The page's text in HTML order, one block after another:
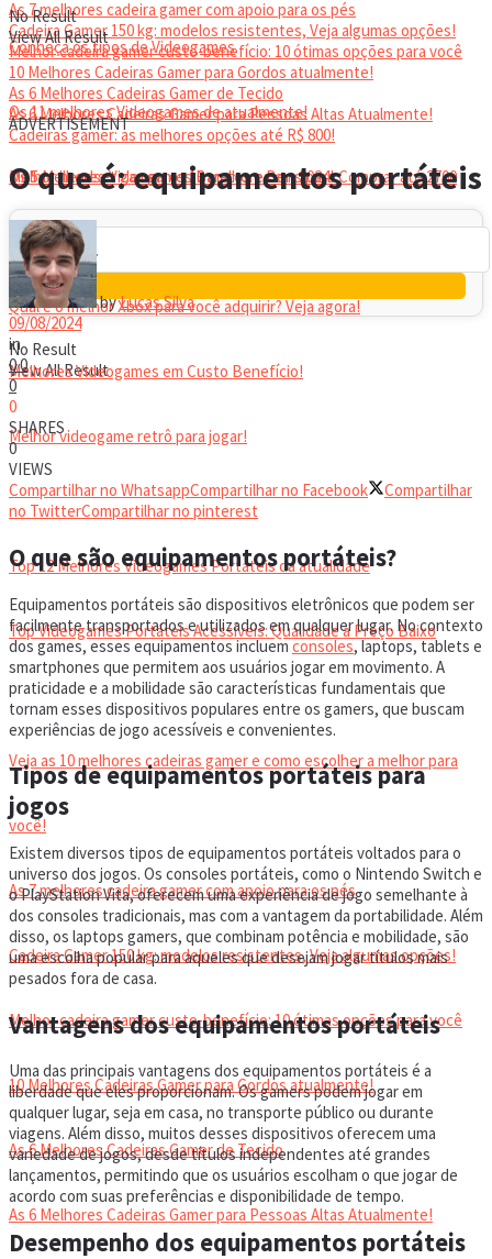
As 7 melhores cadeira gamer com apoio para os pés
Cadeira Gamer 150 kg: modelos resistentes, Veja algumas opções!
Melhor cadeira gamer custo-benefício: 10 ótimas opções para você
10 Melhores Cadeiras Gamer para Gordos atualmente!
As 6 Melhores Cadeiras Gamer de Tecido
As 6 Melhores Cadeiras Gamer para Pessoas Altas Atualmente!
Cadeiras gamer: as melhores opções até R$ 800!
Melhor headset gamer: os 10 melhores em 2024!
No Result
View All Result
Conheça os tipos de Videogames
Os 11 melhores Videogames de atualmente!
Os 5 Melhores Videogames Baratos e Bons para Comprar até 2700
Reais
Qual é o melhor Xbox para você adquirir? Veja agora!
Melhores Videogames em Custo Benefício!
Melhor videogame retrô para jogar!
VIDEOGAMES PORTÁTEIS
Top 12 Melhores Videogames Portáteis da atualidade
Top Videogames Portáteis Acessíveis: Qualidade a Preço Baixo
CADEIRA GAMER
Veja as 10 melhores cadeiras gamer e como escolher a melhor para
você!
As 7 melhores cadeira gamer com apoio para os pés
Cadeira Gamer 150 kg: modelos resistentes, Veja algumas opções!
Melhor cadeira gamer custo-benefício: 10 ótimas opções para você
10 Melhores Cadeiras Gamer para Gordos atualmente!
As 6 Melhores Cadeiras Gamer de Tecido
As 6 Melhores Cadeiras Gamer para Pessoas Altas Atualmente!
No Result
View All Result
ADVERTISEMENT
O que é: equipamentos portáteis
byLucas Silva
09/08/2024
in
00
0
0
SHARES
0
VIEWS
Compartilhar no WhatsappCompartilhar no Facebook
Compartilhar
no TwitterCompartilhar no pinterest
O que são equipamentos portáteis?
Equipamentos portáteis são dispositivos eletrônicos que podem ser
facilmente transportados e utilizados em qualquer lugar. No contexto
dos games, esses equipamentos incluemconsoles, laptops, tablets e
smartphones que permitem aos usuários jogar em movimento. A
praticidade e a mobilidade são características fundamentais que
tornam esses dispositivos populares entre os gamers, que buscam
experiências de jogo acessíveis e convenientes.
Tipos de equipamentos portáteis para
jogos
Existem diversos tipos de equipamentos portáteis voltados para o
universo dos jogos. Os consoles portáteis, como o Nintendo Switch e
o PlayStation Vita, oferecem uma experiência de jogo semelhante à
dos consoles tradicionais, mas com a vantagem da portabilidade. Além
disso, os laptops gamers, que combinam potência e mobilidade, são
uma escolha popular para aqueles que desejam jogar títulos mais
pesados fora de casa.
Vantagens dos equipamentos portáteis
Uma das principais vantagens dos equipamentos portáteis é a
liberdade que eles proporcionam. Os gamers podem jogar em
qualquer lugar, seja em casa, no transporte público ou durante
viagens. Além disso, muitos desses dispositivos oferecem uma
variedade de jogos, desde títulos independentes até grandes
lançamentos, permitindo que os usuários escolham o que jogar de
acordo com suas preferências e disponibilidade de tempo.
Desempenho dos equipamentos portáteis